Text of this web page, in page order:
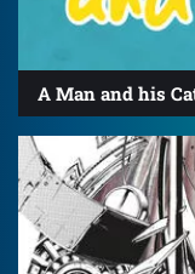
A Man and his